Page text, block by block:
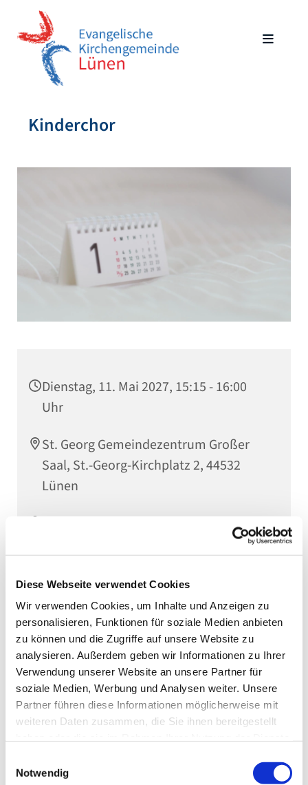
Diese Webseite verwendet Cookies
Wir verwenden Cookies, um Inhalte und Anzeigen zu
personalisieren, Funktionen für soziale Medien anbieten
zu können und die Zugriffe auf unsere Website zu
analysieren. Außerdem geben wir Informationen zu Ihrer
Verwendung unserer Website an unsere Partner für
soziale Medien, Werbung und Analysen weiter. Unsere
Partner führen diese Informationen möglicherweise mit
weiteren Daten zusammen, die Sie ihnen bereitgestellt
Notwendig
Kinderchor
Dienstag, 11. Mai 2027, 15:15 - 16:00
Uhr
St. Georg Gemeindezentrum Großer
Saal, St.-Georg-Kirchplatz 2, 44532
Lünen